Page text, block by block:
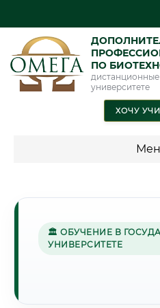
ПО
университете
ХОЧУ
🏛 ОБУЧЕНИЕ В
УНИВЕРСИТЕТЕ